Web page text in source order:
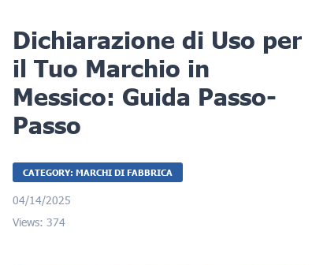
Dichiarazione di Uso per
il Tuo Marchio in
Messico: Guida Passo-
Passo
CATEGORY: MARCHI DI FABBRICA
04/14/2025
Views: 374